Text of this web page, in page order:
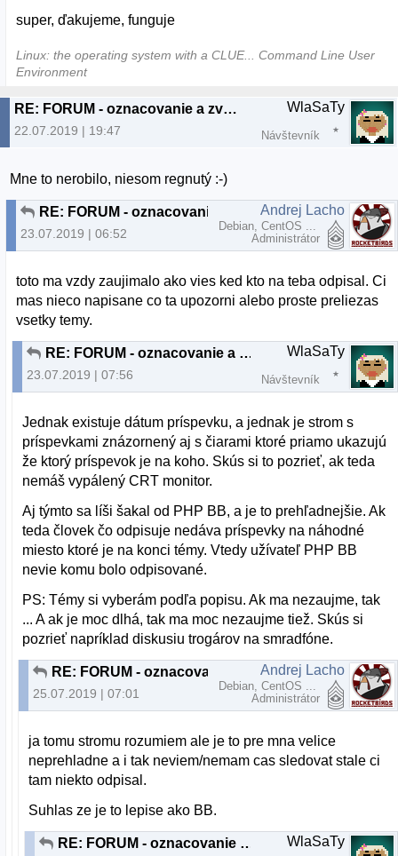
super, ďakujeme, funguje
Linux: the operating system with a CLUE... Command Line User
Environment
RE: FORUM - oznacovanie a zvyrazňovanie nových príspevkov
22.07.2019 | 19:47
WlaSaTy
Návštevník
Mne to nerobilo, niesom regnutý :-)
23.07.2019 | 06:52
Andrej Lacho
Debian, CentOS ...
Administrátor
toto ma vzdy zaujimalo ako vies ked kto na teba odpisal. Ci
mas nieco napisane co ta upozorni alebo proste preliezas
vsetky temy.
RE: FORUM - oznacovanie a zvyrazňovanie nových príspevkov
23.07.2019 | 07:56
WlaSaTy
Návštevník
Jednak existuje dátum príspevku, a jednak je strom s
príspevkami znázornený aj s čiarami ktoré priamo ukazujú
že ktorý príspevok je na koho. Skús si to pozrieť, ak teda
nemáš vypálený CRT monitor.
Aj týmto sa líši šakal od PHP BB, a je to prehľadnejšie. Ak
teda človek čo odpisuje nedáva príspevky na náhodné
miesto ktoré je na konci témy. Vtedy užívateľ PHP BB
nevie komu bolo odpisované.
PS: Témy si vyberám podľa popisu. Ak ma nezaujme, tak
... A ak je moc dlhá, tak ma moc nezaujme tiež. Skús si
pozrieť napríklad diskusiu trogárov na smradfóne.
25.07.2019 | 07:01
Andrej Lacho
Debian, CentOS ...
Administrátor
ja tomu stromu rozumiem ale je to pre mna velice
neprehladne a i tak neviem/nemam cas sledovat stale ci
tam niekto odpisal.
Suhlas ze je to lepise ako BB.
RE: FORUM - oznacovanie a zvyrazňovanie nových príspevkov WlaSaTy